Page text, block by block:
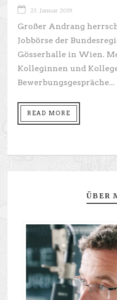
23. Januar 2019
Großer Andrang
Jobbörse der
Gösserhalle in Wien.
Kolleginnen und
Bewerbungsgespräche...
READ MORE
ÜBER